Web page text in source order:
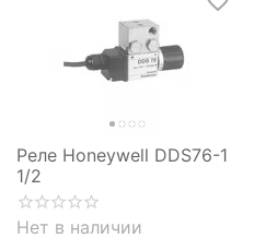
Реле Honeywell DDS76-1
1/2
Нет в наличии